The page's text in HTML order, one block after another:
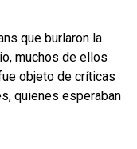
que burlaron la
muchos de ellos
objeto de críticas
quienes esperaban